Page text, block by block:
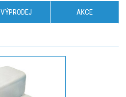
VÝPRODEJ AKCE